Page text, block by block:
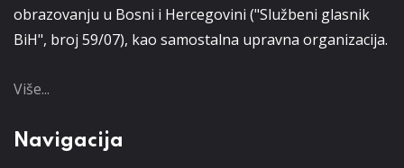
obrazovanju u Bosni i Hercegovini ("Službeni glasnik
BiH", broj 59/07), kao samostalna upravna organizacija.
Više...
Navigacija